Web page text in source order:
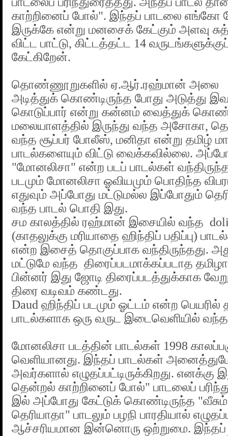
காற்றினைப் போல்". இந்தப் பாடலை எங்கோ
இருக்கே என்று மனசைக் கேட்கும் அளவு
விட்ட பாட்டு, கிட்டத்தட்ட 14
கேட்கிறேன்.
தொண்ணூறுகளில் ஏ.ஆர்.ரஹ்மான் அலை
அடித்துக் கொண்டிருந்த போது அடுத்து
கொடுப்பார் என்று கன்னம் வைத்துக்
மலையாளத்தில் இருந்து வந்த அசோகா,
வந்த சூப்பர் போலீஸ், மனிதா என்று தமிழ்
பாடல்களையும் விட்டு வைக்கவில்லை.
"மோனலிசா" என்ற படப் பாடல்கள்
படமும் மோனலிசா ஓவியமும் பொதிந்த
எதுவும் அப்போது மட்டுமல்ல இப்போதும்
வந்த பாடல் பொதி இது.
சம காலத்தில் ரஹ்மான் இசையில் வந்த doli
(காதலுக்கு மரியாதை ஹிந்திப் பதிப்பு)
என்ற இசைத் தொகுப்பாக வந்திருந்தது.
மட்டுமே வந்த திரைப்படமாக்கப்படாத
பின்னர் இது ஜோடி திரைப்படத்துக்காக
திரை வடிவம் கண்டது.
Daud ஹிந்திப் படமும் ஓட்டம் என்ற பெயரில்
பாடல்களாக ஒரு வருட இடைவெளியில்
மோனலிசா படத்தின் பாடல்கள் 1998
வெளியானது. இந்தப் பாடல்கள் அனைத்துமே
அவர்களால் எழுதப்பட்டிருக்கிறது. எனக்கு
தென்றல் காற்றினைப் போல்" பாடலைப்
இல் அப்போது கேட்டுக் கொண்டிருந்த "வீசும்
தெரியாதா" பாடலும் பழநி பாரதியால்
ஆச்சரியமான இன்னொரு ஒற்றுமை. இந்தப்